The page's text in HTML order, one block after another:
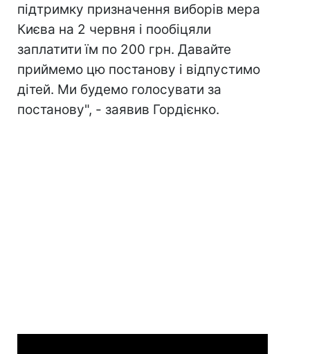
підтримку призначення виборів мера
Києва на 2 червня і пообіцяли
заплатити їм по 200 грн. Давайте
приймемо цю постанову і відпустимо
дітей. Ми будемо голосувати за
постанову", - заявив Гордієнко.